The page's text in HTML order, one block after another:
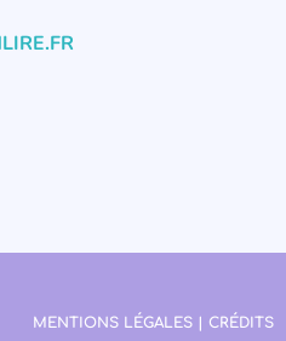
MENTIONS LÉGALES | CRÉDITS